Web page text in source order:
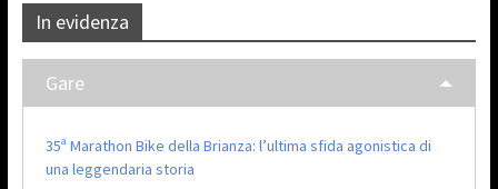
In evidenza
Gare
35ª Marathon Bike della Brianza: l’ultima sfida agonistica di
una leggendaria storia